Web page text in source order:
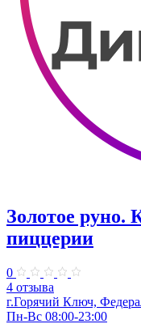
Золотое руно.
пиццерии
0
4 отзыва
г.Горячий Ключ,
Пн-Вс 08:00-23:00